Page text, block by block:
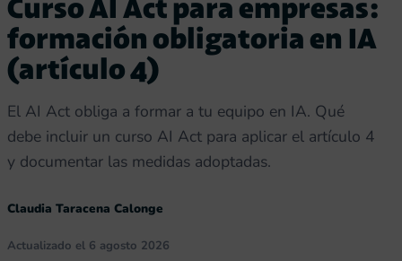
formación obligatoria en IA
(artículo 4)
El AI Act obliga a formar a tu equipo en IA. Qué
debe incluir un curso AI Act para aplicar el artículo 4
y documentar las medidas adoptadas.
Claudia Taracena Calonge
Actualizado el 6 agosto 2026